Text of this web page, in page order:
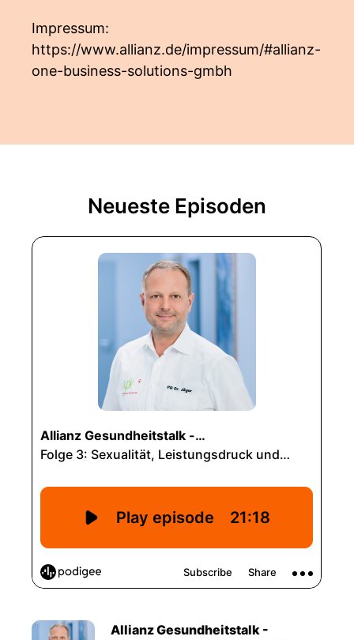
Impressum:
https://www.allianz.de/impressum/#allianz-
one-business-solutions-gmbh
Neueste Episoden
Allianz Gesundheitstalk -